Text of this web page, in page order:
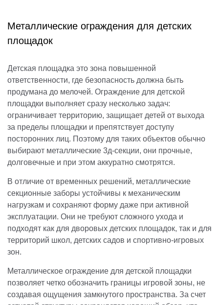
Металлические ограждения для детских
площадок
Детская площадка это зона повышенной
ответственности, где безопасность должна быть
продумана до мелочей. Ограждение для детской
площадки выполняет сразу несколько задач:
ограничивает территорию, защищает детей от выхода
за пределы площадки и препятствует доступу
посторонних лиц. Поэтому для таких объектов обычно
выбирают металлические 3д-секции, они прочные,
долговечные и при этом аккуратно смотрятся.
В отличие от временных решений, металлические
секционные заборы устойчивы к механическим
нагрузкам и сохраняют форму даже при активной
эксплуатации. Они не требуют сложного ухода и
подходят как для дворовых детских площадок, так и для
территорий школ, детских садов и спортивно-игровых
зон.
Металлическое ограждение для детской площадки
позволяет четко обозначить границы игровой зоны, не
создавая ощущения замкнутого пространства. За счет